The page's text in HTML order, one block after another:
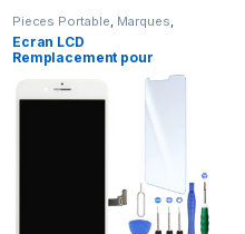
Pieces Portable Marques
iPhone 7 Plus
Ecran LCD
Remplacement pour
KIT Outils